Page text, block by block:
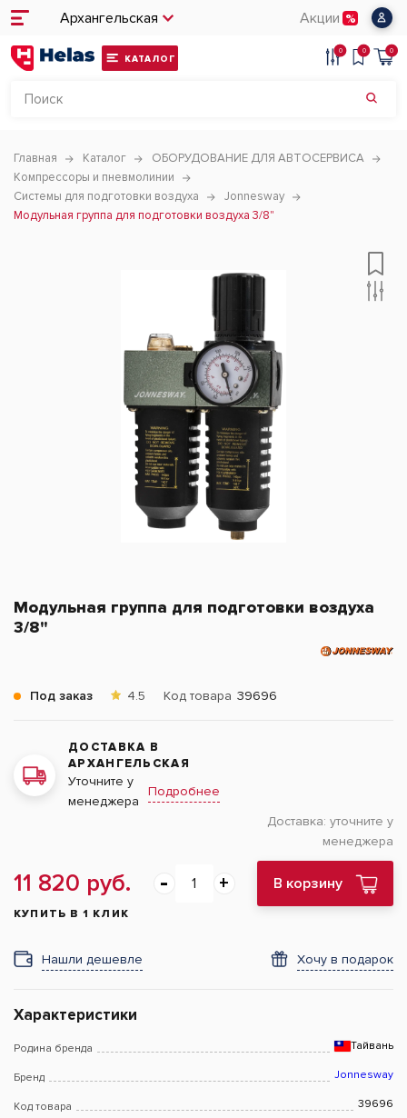
Архангельская Акции
КАТАЛОГ
0 0 0
Главная Каталог
ОБОРУДОВАНИЕ ДЛЯ АВТОСЕРВИСА
Компрессоры и пневмолинии
Системы для подготовки воздуха
Jonnesway
Модульная группа для подготовки воздуха 3/8"
Модульная группа для подготовки воздуха
3/8"
Под заказ 4.5 Код товара 39696
ДОСТАВКА В
АРХАНГЕЛЬСКАЯ
Уточните у
менеджера
Подробнее
Доставка: уточните у
менеджера
11 820 руб. В корзину
КУПИТЬ В 1 КЛИК
Нашли дешевле Хочу в подарок
Характеристики
Родина бренда Тайвань
Бренд Jonnesway
Код товара 39696